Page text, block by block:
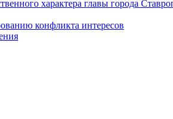
характера главы города
конфликта интересов